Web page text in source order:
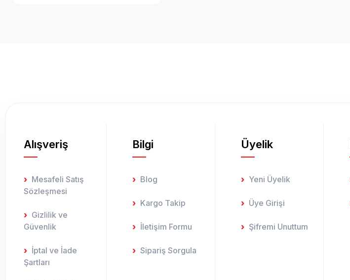
Alışveriş
Mesafeli Satış
Sözleşmesi
Gizlilik ve
Güvenlik
İptal ve İade
Şartları
Bilgi
Blog
Kargo Takip
İletişim Formu
Sipariş Sorgula
Üyelik
Yeni Üyelik
Üye Girişi
Şifremi Unuttum